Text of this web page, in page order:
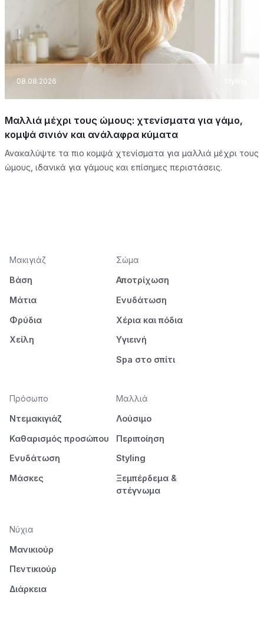
08.08.2026
Μαλλιά μέχρι τους ώμους: χτενίσματα για γάμο,
κομψά σινιόν και ανάλαφρα κύματα
Ανακαλύψτε τα πιο κομψά χτενίσματα για μαλλιά μέχρι τους
ώμους, ιδανικά για γάμους και επίσημες περιστάσεις.
Μακιγιάζ
Βάση
Μάτια
Φρύδια
Χείλη
Σώμα
Αποτρίχωση
Ενυδάτωση
Χέρια και πόδια
Υγιεινή
Spa στο σπίτι
Πρόσωπο
Ντεμακιγιάζ
Καθαρισμός προσώπου
Ενυδάτωση
Μάσκες
Μαλλιά
Λούσιμο
Περιποίηση
Styling
Ξεμπέρδεμα &
στέγνωμα
Νύχια
Μανικιούρ
Πεντικιούρ
Διάρκεια